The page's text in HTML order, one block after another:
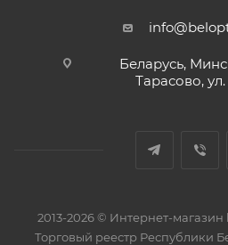
Беларусь,
Тарасово,
2013-2026 © Интернет-
Торговый реестр Республики